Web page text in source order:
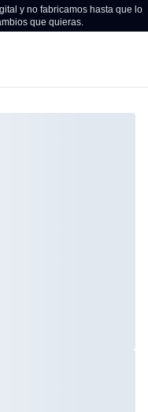
y no fabricamos hasta que lo
que quieras.